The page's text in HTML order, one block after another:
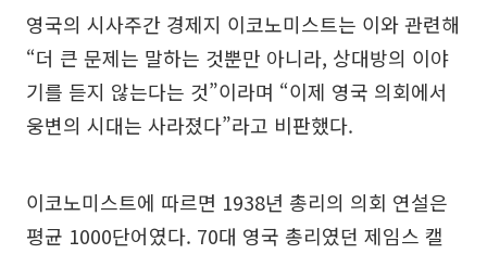
영국의 시사주간 경제지 이코노미스트는 이와 관련해
“더 큰 문제는 말하는 것뿐만 아니라, 상대방의 이야
기를 듣지 않는다는 것”이라며 “이제 영국 의회에서
웅변의 시대는 사라졌다”라고 비판했다.
이코노미스트에 따르면 1938년 총리의 의회 연설은
평균 1000단어였다. 70대 영국 총리였던 제임스 캘